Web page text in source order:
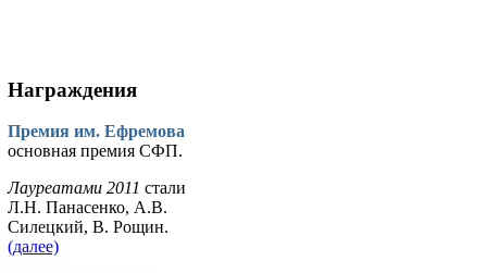
Награждения
Премия им. Ефремова
основная премия СФП.
Лауреатами 2011 стали
Л.Н. Панасенко, А.В.
Силецкий, В. Рощин.
(далее)